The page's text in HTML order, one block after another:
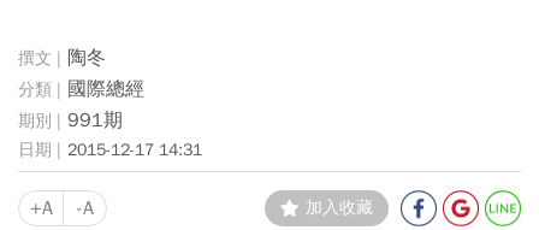
陶冬
國際總經
991期
2015-12-17 14:31
+A -A 加入收藏